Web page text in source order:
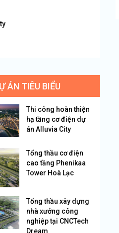
ÁN TIÊU BIỂU
Thi công hoàn thiện
hạ tầng cơ điện dự
án Alluvia City
Tổng thầu cơ điện
cao tầng Phenikaa
Tower Hoà Lạc
Tổng thầu xây dựng
nhà xưởng công
nghiệp tại CNCTech
Dream